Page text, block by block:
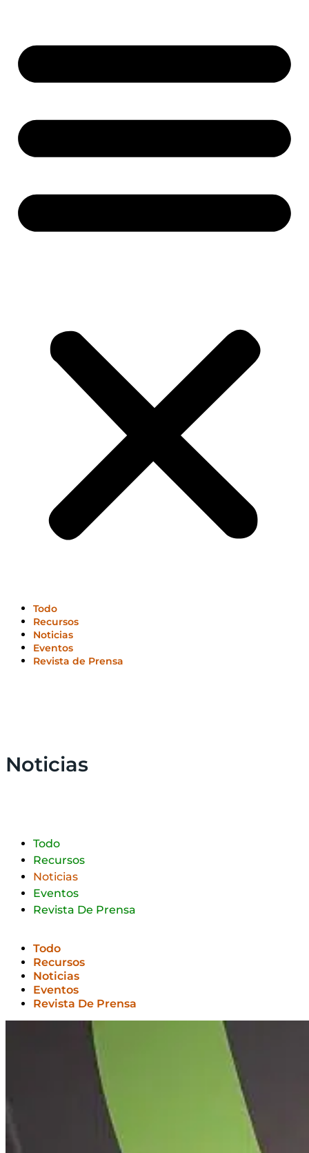
Todo
Recursos
Noticias
Eventos
Revista de Prensa
Noticias
Todo
Recursos
Noticias
Eventos
Revista De Prensa
Todo
Recursos
Noticias
Eventos
Revista De Prensa